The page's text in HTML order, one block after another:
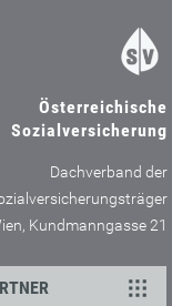
Österreichische
Sozialversicherung
Dachverband der
Kundmanngasse 21